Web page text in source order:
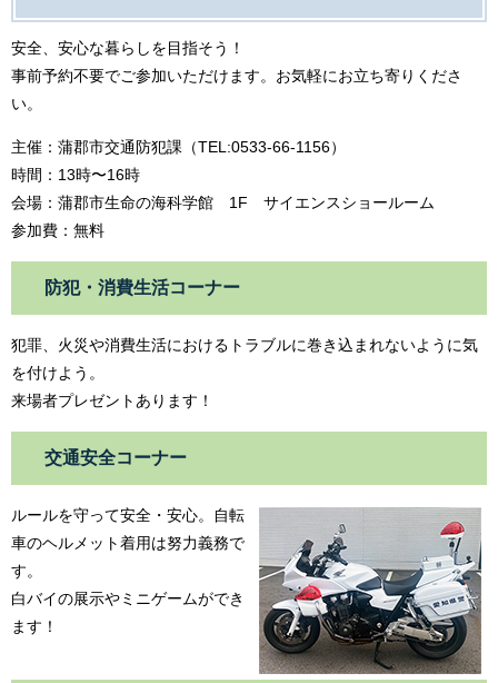
安全、安心な暮らしを目指そう！
事前予約不要でご参加いただけます。お気軽にお立ち寄りくださ
い。
主催：蒲郡市交通防犯課（TEL:0533-66-1156）
時間：13時〜16時
会場：蒲郡市生命の海科学館 1F サイエンスショールーム
参加費：無料
防犯・消費生活コーナー
犯罪、火災や消費生活におけるトラブルに巻き込まれないように気
を付けよう。
来場者プレゼントあります！
交通安全コーナー
ルールを守って安全・安心。自転
車のヘルメット着用は努力義務で
す。
白バイの展示やミニゲームができ
ます！